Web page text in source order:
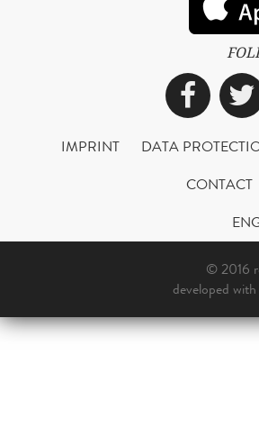
IMPRINT DATA
CONTACT
© 2016
developed with